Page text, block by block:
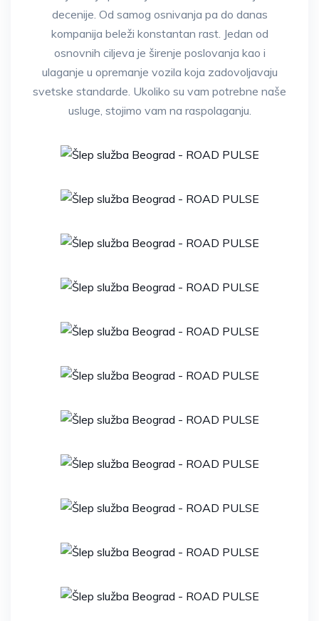
decenije. Od samog osnivanja pa do danas
kompanija beleži konstantan rast. Jedan od
osnovnih ciljeva je širenje poslovanja kao i
ulaganje u opremanje vozila koja zadovoljavaju
svetske standarde. Ukoliko su vam potrebne naše
usluge, stojimo vam na raspolaganju.